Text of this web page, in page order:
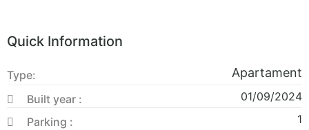
Quick Information
Type: Apartament
Built year :
01/09/2024
Parking :
1